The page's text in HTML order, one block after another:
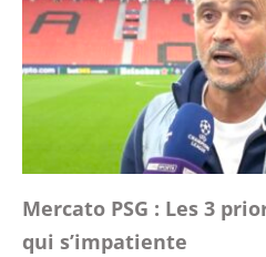
Mercato PSG : Les 3
qui s’impatiente